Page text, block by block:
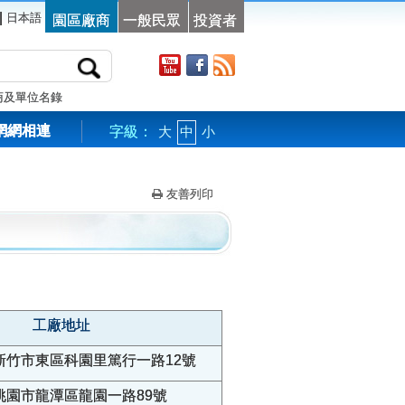
日本語 園區廠商 一般民眾 投資者
及單位名錄
網相連 字級： 大 中 小
友善列印
工廠地址
竹市東區科園里篤行一路12號
園市龍潭區龍園一路89號